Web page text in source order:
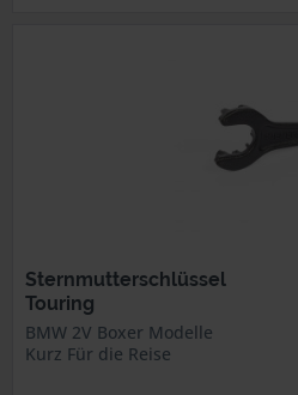
Sternmutterschlüssel
Touring
BMW 2V Boxer Modelle
Kurz Für die Reise